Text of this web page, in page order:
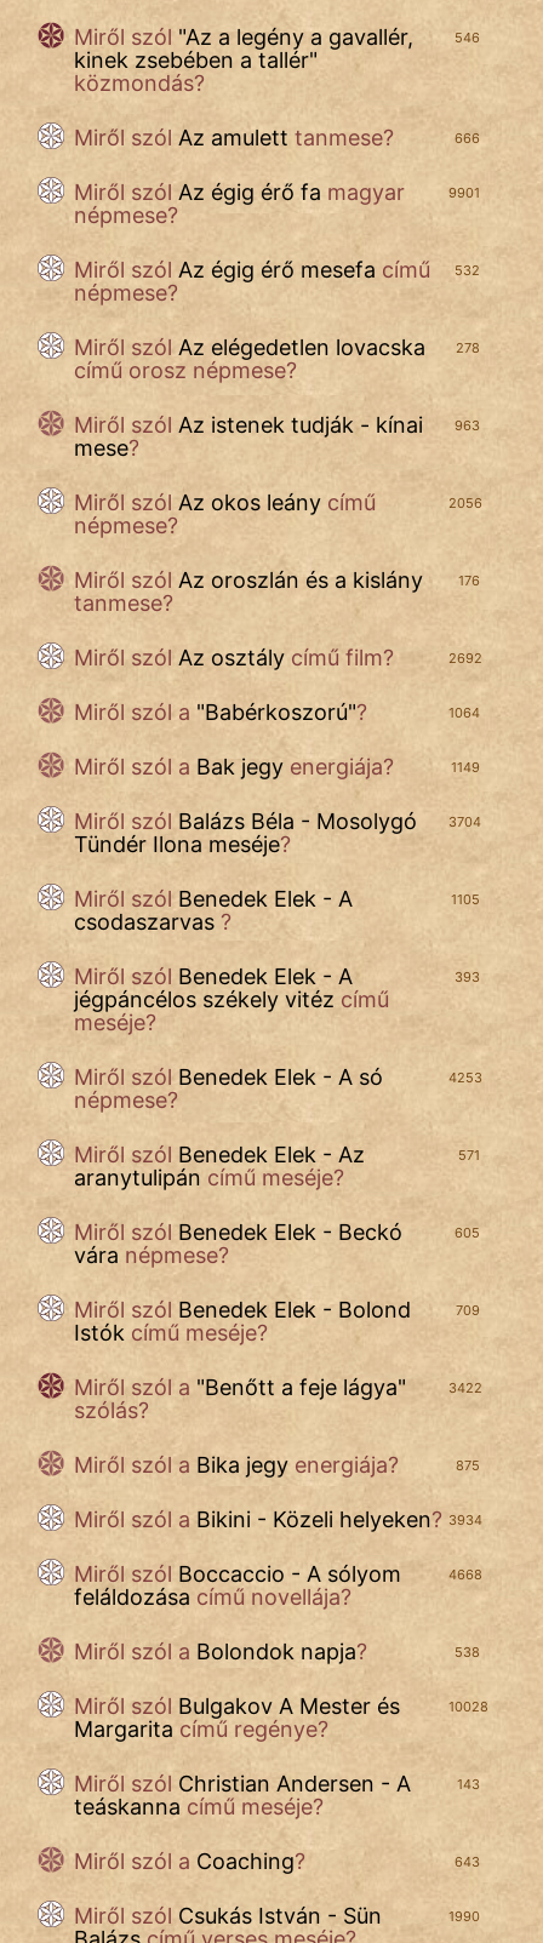
546
Miről szól "Az a legény a gavallér,
kinek zsebében a tallér"
közmondás?
666
Miről szól Az amulett tanmese?
9901
Miről szól Az égig érő fa magyar
népmese?
532
Miről szól Az égig érő mesefa című
népmese?
278
Miről szól Az elégedetlen lovacska
című orosz népmese?
963
Miről szól Az istenek tudják - kínai
mese?
2056
Miről szól Az okos leány című
népmese?
176
Miről szól Az oroszlán és a kislány
tanmese?
2692
Miről szól Az osztály című film?
1064
Miről szól a "Babérkoszorú"?
1149
Miről szól a Bak jegy energiája?
3704
Miről szól Balázs Béla - Mosolygó
Tündér Ilona meséje?
1105
Miről szól Benedek Elek - A
csodaszarvas ?
393
Miről szól Benedek Elek - A
jégpáncélos székely vitéz című
meséje?
4253
Miről szól Benedek Elek - A só
népmese?
571
Miről szól Benedek Elek - Az
aranytulipán című meséje?
605
Miről szól Benedek Elek - Beckó
vára népmese?
709
Miről szól Benedek Elek - Bolond
Istók című meséje?
3422
Miről szól a "Benőtt a feje lágya"
szólás?
875
Miről szól a Bika jegy energiája?
3934
Miről szól a Bikini - Közeli helyeken?
4668
Miről szól Boccaccio - A sólyom
feláldozása című novellája?
538
Miről szól a Bolondok napja?
10028
Miről szól Bulgakov A Mester és
Margarita című regénye?
143
Miről szól Christian Andersen - A
teáskanna című meséje?
643
Miről szól a Coaching?
1990
Miről szól Csukás István - Sün